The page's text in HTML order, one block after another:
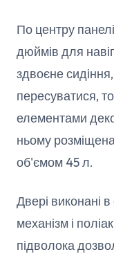
По центру
дюймів для
здвоєне
пересуватися,
елементами
ньому
об'ємом 45 л.
Двері виконані
механізм і
підволока